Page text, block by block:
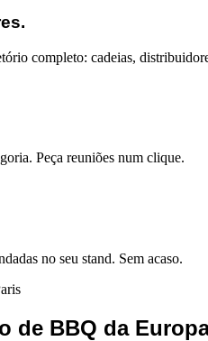
completo: cadeias,
Peça reuniões num clique.
no seu stand. Sem acaso.
de BBQ da